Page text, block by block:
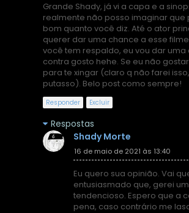
Grande Shady, já vi a capa e a
realmente não posso imaginar que
bom quanto você diz. Até o ator
querer dar uma chance a esse
você tem respaldo, eu vou dar uma
contra gosto hehe. Se eu não
para te xingar (claro q não farei
putasso). Belo post como sempre!
Responder Excluir
Respostas
Shady Morte
16 de maio de 2021 às 13:40
Eu quero sua opinião. Vai
entusiasmado que, gerei
tendencioso. Espero que a
pena, caso contrário me